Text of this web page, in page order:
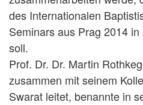
des Internationalen
Seminars aus Prag 2014
soll.
Prof. Dr. Dr. Martin
zusammen mit seinem
Swarat leitet, benannte in